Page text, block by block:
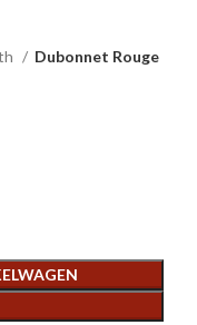
Dubonnet Rouge